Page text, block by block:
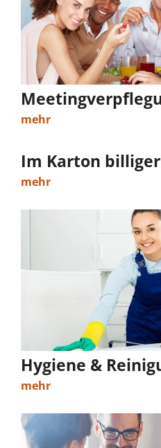
mehr
Im Karton billiger
mehr
Hygiene &
mehr